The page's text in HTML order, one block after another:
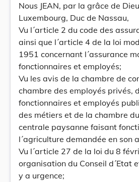
Nous JEAN, par la grâce de
Luxembourg, Duc de Nassau,
Vu l´article 2 du code des
ainsi que l´article 4 de la loi
1951 concernant l´assurance
fonctionnaires et employés;
Vu les avis de la chambre de
chambre des employés privés,
fonctionnaires et employés
des métiers et de la chambre
centrale paysanne faisant
l´agriculture demandée en son
Vu l´article 27 de la loi du 8
organisation du Conseil d´Etat
y a urgence;